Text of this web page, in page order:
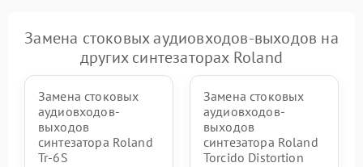
Замена стоковых аудиовходов-выходов на
других синтезаторах Roland
Замена стоковых
аудиовходов-
выходов
синтезатора Roland
Tr-6S
Замена стоковых
аудиовходов-
выходов
синтезатора Roland
Torcido Distortion